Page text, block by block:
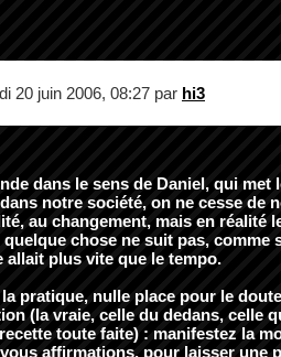
20 juin 2006, 08:27 par hi3
dans le sens de Daniel, qui met
notre société, on ne cesse de
au changement, mais en réalité
quelque chose ne suit pas, comme
allait plus vite que le tempo.
la pratique, nulle place pour le
(la vraie, celle du dedans, celle
toute faite) : manifestez la
affirmations, pour laisser une